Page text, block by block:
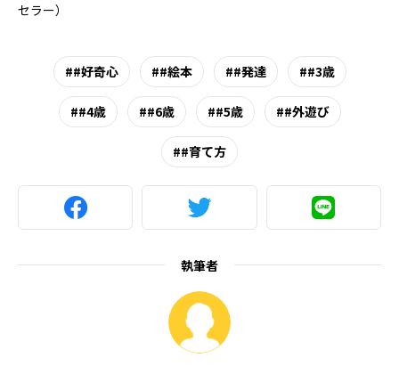
セラー）
#好奇心 #絵本 #発達 #3歳
#4歳 #6歳 #5歳 #外遊び
#育て方
執筆者